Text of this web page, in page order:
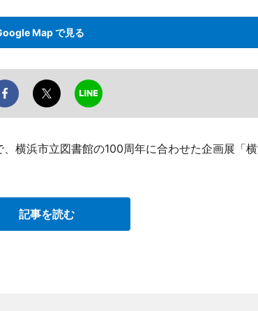
Map で見る
横浜市立図書館の100周年に合わせた企画展「
記事を読む